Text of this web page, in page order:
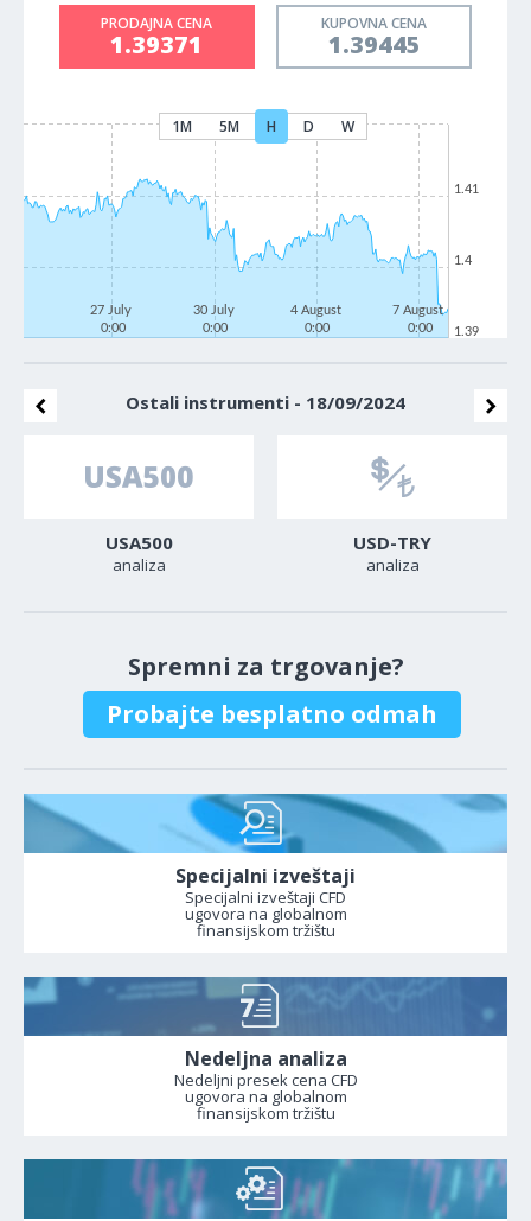
PRODAJNA CENA
1.39371
KUPOVNA CENA
1.39445
1M 5M H D W
27 July
0:00
30 July
0:00
4 August
0:00
7 August
0:00
1.39
1.4
1.41
Ostali instrumenti - 18/09/2024
USA500
analiza
USD-TRY
analiza
Spremni za trgovanje?
Probajte besplatno odmah
Specijalni izveštaji
Specijalni izveštaji CFD
ugovora na globalnom
finansijskom tržištu
Nedeljna analiza
Nedeljni presek cena CFD
ugovora na globalnom
finansijskom tržištu